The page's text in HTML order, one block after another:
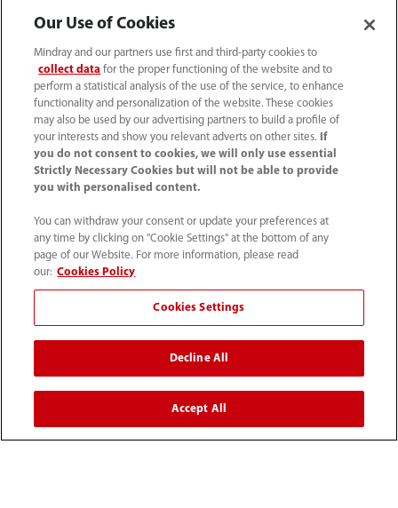
Mindray Medical Germany GmbH
Goebel­straße 21 64293 Darmstadt
info@mindray.de
Our Use of Cookies
Mindray and our partners use first and third-party cookies to
collect data for the proper functioning of the website and to
perform a statistical analysis of the use of the service, to enhance
functionality and personalization of the website. These cookies
may also be used by our advertising partners to build a profile of
your interests and show you relevant adverts on other sites.
If
you do not consent to cookies, we will only use essential
Strictly Necessary Cookies but will not be able to provide
you with personalised content.
You can withdraw your consent or update your preferences at
any time by clicking on "Cookie Settings" at the bottom of any
page of our Website. For more information, please read
our: Cookies Policy
Cookies Settings
Decline All
Accept All